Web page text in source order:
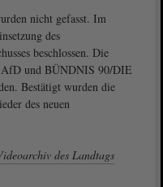
nicht gefasst. Im
des
beschlossen. Die
AfD und BÜNDNIS 90/DIE
Bestätigt wurden die
des neuen
des Landtags